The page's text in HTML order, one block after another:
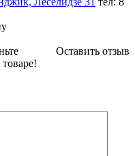
Оставить отзыв